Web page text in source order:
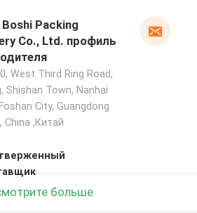
Boshi Packing
Co., Ltd. профиль
West Third Ring Road,
Shishan Town, Nanhai
City, Guangdong
China ,Китай
больше